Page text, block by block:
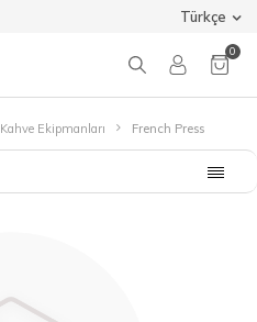
Türkçe
0
Kahve Ekipmanları French Press